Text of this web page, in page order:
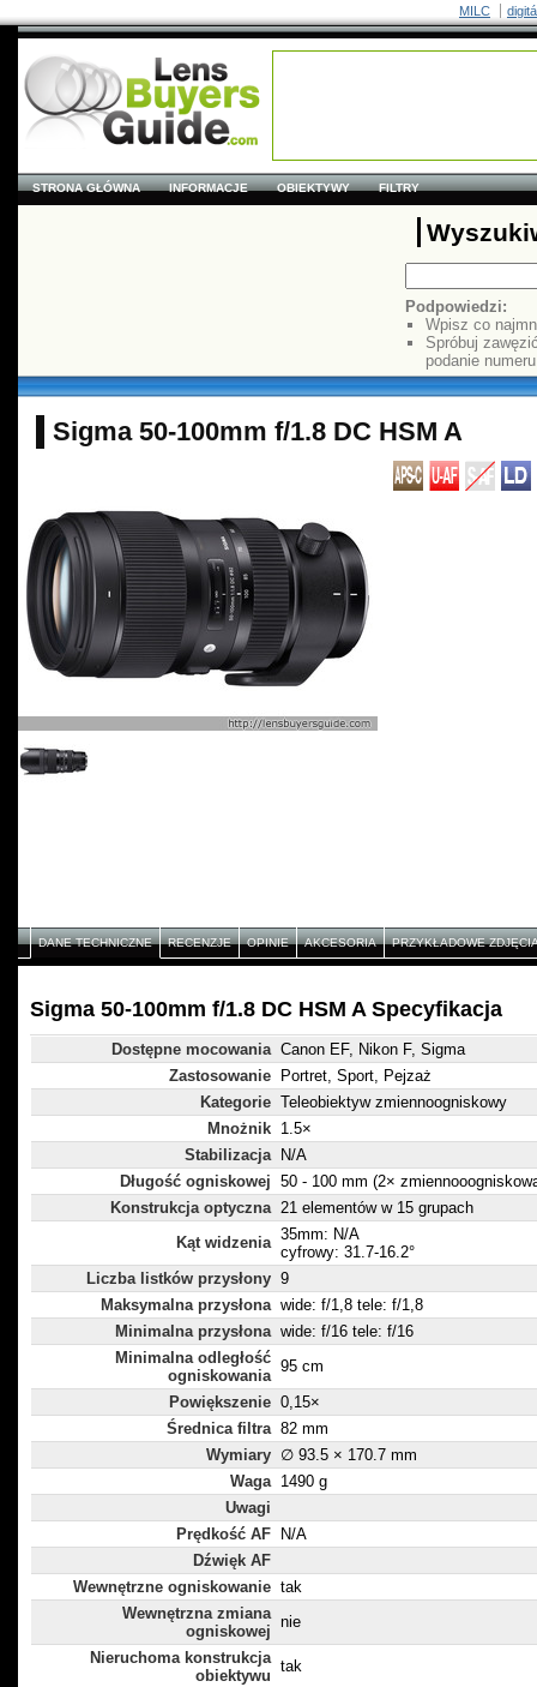
MILC
STRONA GŁÓWNA INFORMACJE OBIEKTYWY FILTRY
Podpowiedzi:
Wpisz co
Spróbuj
podanie
Sigma 50-100mm f/1.8 DC HSM A
DANE TECHNICZNE RECENZJE OPINIE AKCESORIA PRZYKŁADOWE
Sigma 50-100mm f/1.8 DC HSM A Specyfikacja
Dostępne mocowania Canon EF, Nikon F, Sigma
Zastosowanie
Portret, Sport, Pejzaż
Kategorie Teleobiektyw zmiennoogniskowy
Mnożnik 1.5×
Stabilizacja
N/A
Długość ogniskowej 50 - 100 mm (2×
Konstrukcja optyczna 21 elementów w 15 grupach
Kąt widzenia 35mm: N/A
cyfrowy: 31.7-16.2°
Liczba listków przysłony 9
Maksymalna przysłona wide: f/1,8 tele: f/1,8
Minimalna przysłona wide: f/16 tele: f/16
Minimalna odległość
ogniskowania
95 cm
Powiększenie 0,15×
Średnica filtra 82 mm
Wymiary ∅ 93.5 × 170.7 mm
Waga 1490 g
Uwagi
Prędkość AF
N/A
Dźwięk AF
Wewnętrzne ogniskowanie tak
Wewnętrzna zmiana
ogniskowej
nie
Nieruchoma konstrukcja
obiektywu
tak